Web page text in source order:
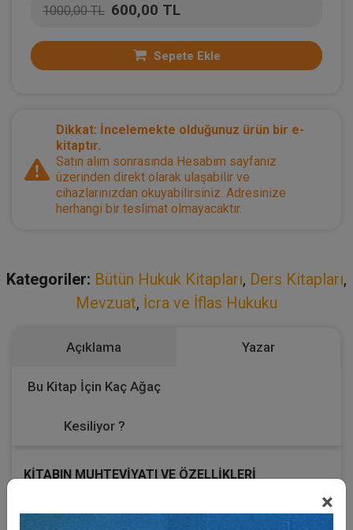
×
1000,00 TL 600,00 TL
Sepete Ekle
Dikkat: İncelemekte olduğunuz ürün bir e-
kitaptır.
Satın alım sonrasında Hesabım sayfanız
üzerinden direkt olarak ulaşabilir ve
cihazlarınızdan okuyabilirsiniz. Adresinize
herhangi bir teslimat olmayacaktır.
Kategoriler: Bütün Hukuk Kitapları, Ders Kitapları,
Mevzuat, İcra ve İflas Hukuku
Açıklama Yazar
Bu Kitap İçin Kaç Ağaç
Kesiliyor ?
KİTABIN MUHTEVİYATI VE ÖZELLİKLERİ